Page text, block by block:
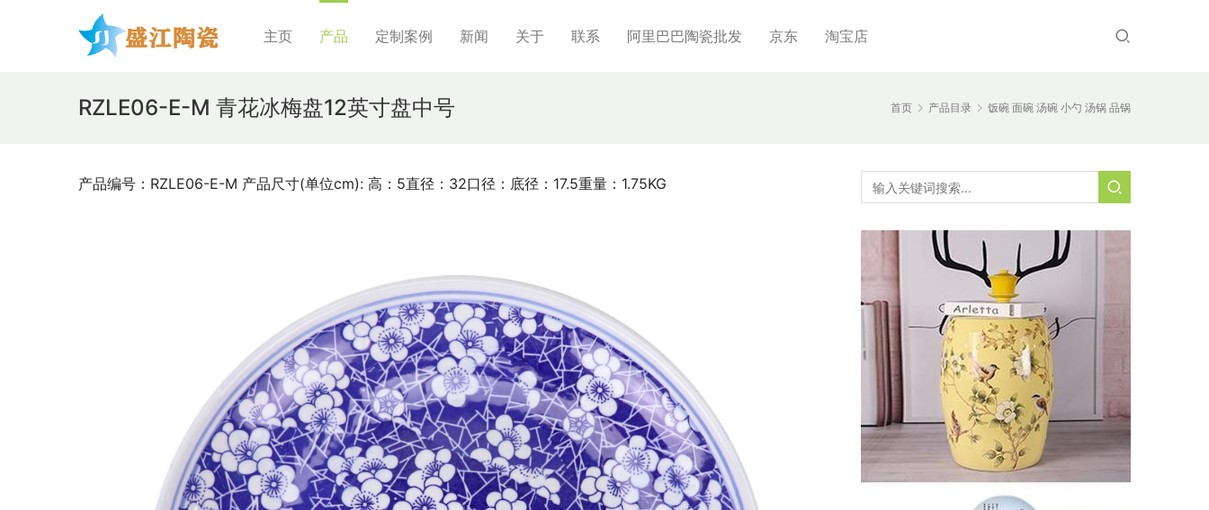
主页 产品 定制案例 新闻 关于 联系 阿里巴巴陶瓷批发 京东 淘宝店
首页 产品目录 饭碗 面碗 汤碗 小勺 汤锅 品锅
RZLE06-E-M 青花冰梅盘12英寸盘中号
产品编号：RZLE06-E-M 产品尺寸(单位cm): 高：5直径：32口径：底径：17.5重量：1.75KG